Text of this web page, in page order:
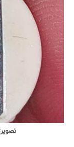
تصویر3: آسیب سوکت براثر نفوذ رطوبت